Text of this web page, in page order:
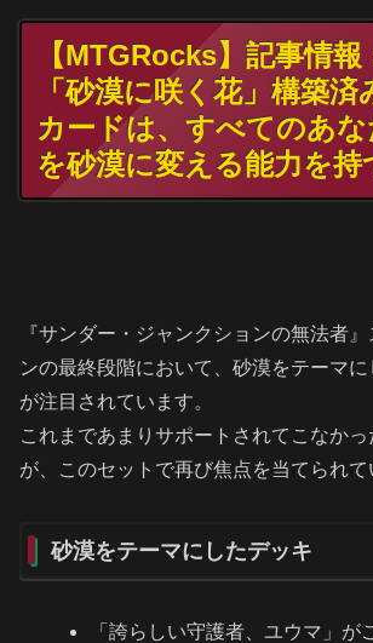
【MTGRocks】記事情
「砂漠に咲く花」構築済
カードは、すべてのあ
を砂漠に変える能力を持
『サンダー・ジャンクションの無法者
ンの最終段階において、砂漠をテーマ
が注目されています。
これまであまりサポートされてこなか
が、このセットで再び焦点を当てられて
砂漠をテーマにしたデッキ
「誇らしい守護者、ユウマ」が